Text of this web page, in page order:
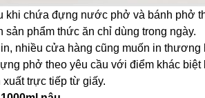
chứa đựng nước phở và bánh phở
sản phẩm thức ăn chỉ dùng trong ngày.
nhiều cửa hàng cũng muốn in thương
phở theo yêu cầu với điểm khác biệt
trực tiếp từ giấy.